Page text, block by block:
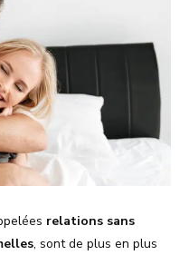
relations sans
, sont de plus en plus